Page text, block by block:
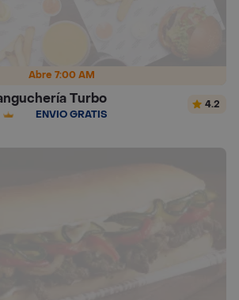
Abre 7:00 AM
Turbo
ENVÍO GRATIS
4.2